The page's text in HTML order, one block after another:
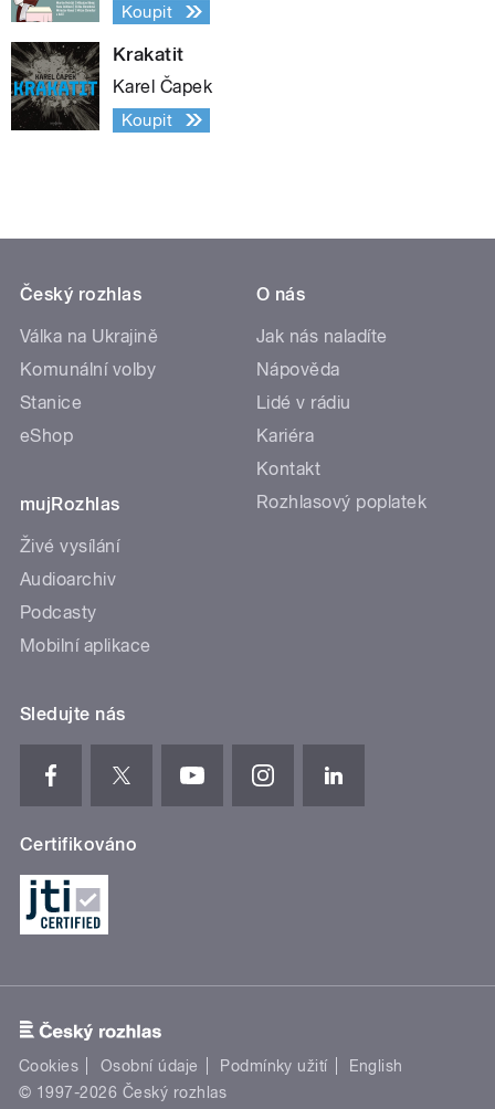
Koupit
Krakatit
Karel Čapek
Koupit
Český rozhlas
Válka na Ukrajině
Komunální volby
Stanice
eShop
mujRozhlas
Živé vysílání
Audioarchiv
Podcasty
Mobilní aplikace
O nás
Jak nás naladíte
Nápověda
Lidé v rádiu
Kariéra
Kontakt
Rozhlasový poplatek
Sledujte nás
Certifikováno
Cookies Osobní údaje Podmínky užití
English
© 1997-2026 Český rozhlas